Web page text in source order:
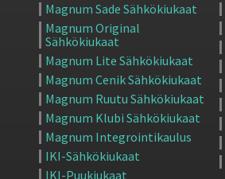
Magnum Sade Sähkökiukaat
Magnum Original
Sähkökiukaat
Magnum Lite Sähkökiukaat
Magnum Cenik Sähkökiukaat
Magnum Ruutu Sähkökiukaat
Magnum Klubi Sähkökiukaat
Magnum Integrointikaulus
IKI-Sähkökiukaat
IKI-Puukiukaat